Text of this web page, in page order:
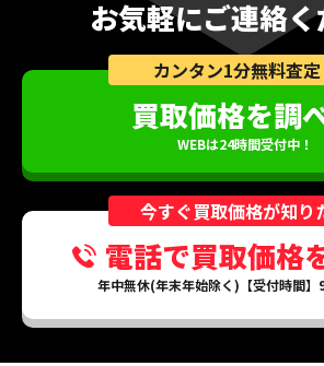
お気軽にご連絡
カンタン1分無料査定
買取価格を調
WEBは24時間受付中！
今すぐ買取価格が知り
電話で買取価格
年中無休(年末年始除く)【受付時間